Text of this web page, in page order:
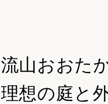
流山おおた
理想の庭と